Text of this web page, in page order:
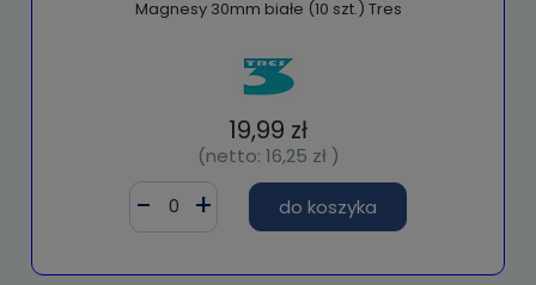
Magnesy 30mm białe (10 szt.) Tres
19,99 zł
(netto: 16,25 zł)
do koszyka